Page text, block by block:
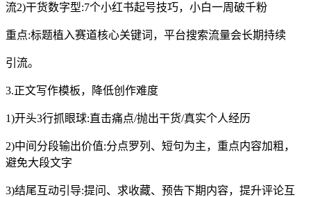
流2)干货数字型:7个小红书起号技巧，小白一周破千粉
重点:标题植入赛道核心关键词，平台搜索流量会长期持续
引流。
3.正文写作模板，降低创作难度
1)开头3行抓眼球:直击痛点/抛出干货/真实个人经历
2)中间分段输出价值:分点罗列、短句为主，重点内容加粗，
避免大段文字
3)结尾互动引导:提问、求收藏、预告下期内容，提升评论互